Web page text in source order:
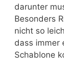
darunter
Besonders
nicht so
dass immer
Schablone